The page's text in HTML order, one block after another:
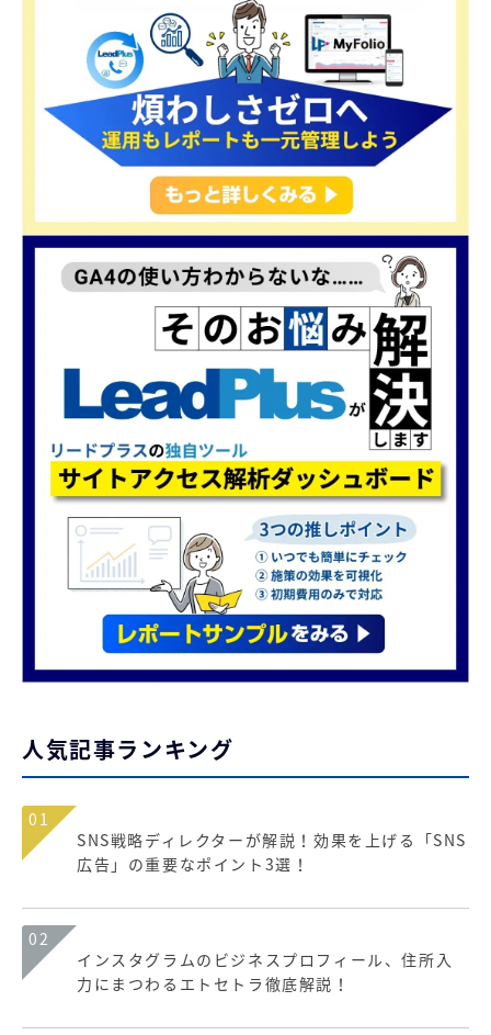
人気記事ランキング
01
SNS戦略ディレクターが解説！効果を上げる「SNS
広告」の重要なポイント3選！
02
インスタグラムのビジネスプロフィール、住所入
力にまつわるエトセトラ徹底解説！